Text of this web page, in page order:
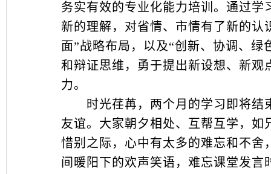
务实有效的专业化能力培训。通过
新的理解，对省情、市情有了新的认
面”战略布局，以及“创新、协调、
和辩证思维，勇于提出新设想、新
力。
时光荏苒，两个月的学习即将结
友谊。大家朝夕相处、互帮互学，
惜别之际，心中有太多的难忘和不
间暖阳下的欢声笑语，难忘课堂发